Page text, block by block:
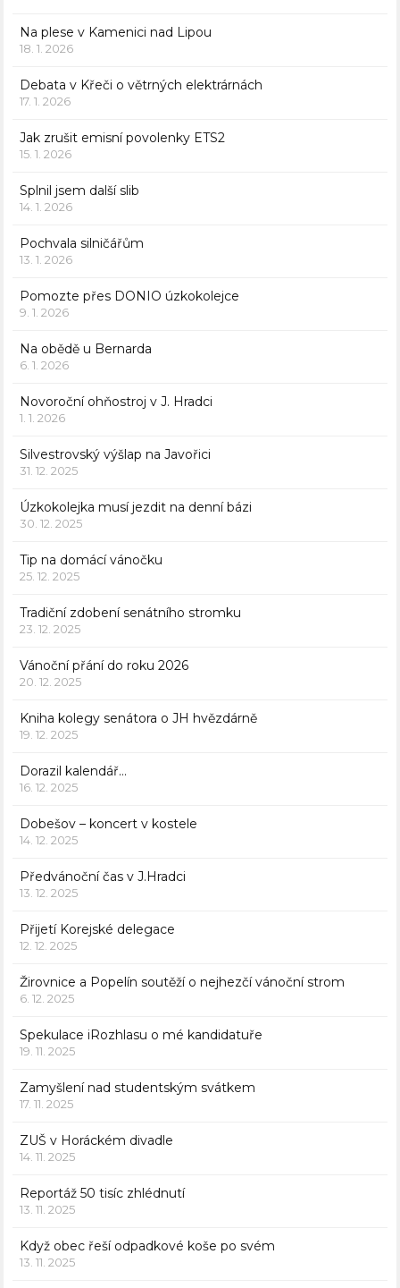
Na plese v Kamenici nad Lipou
18. 1. 2026
Debata v Křeči o větrných elektrárnách
17. 1. 2026
Jak zrušit emisní povolenky ETS2
15. 1. 2026
Splnil jsem další slib
14. 1. 2026
Pochvala silničářům
13. 1. 2026
Pomozte přes DONIO úzkokolejce
9. 1. 2026
Na obědě u Bernarda
6. 1. 2026
Novoroční ohňostroj v J. Hradci
1. 1. 2026
Silvestrovský výšlap na Javořici
31. 12. 2025
Úzkokolejka musí jezdit na denní bázi
30. 12. 2025
Tip na domácí vánočku
25. 12. 2025
Tradiční zdobení senátního stromku
23. 12. 2025
Vánoční přání do roku 2026
20. 12. 2025
Kniha kolegy senátora o JH hvězdárně
19. 12. 2025
Dorazil kalendář…
16. 12. 2025
Dobešov – koncert v kostele
14. 12. 2025
Předvánoční čas v J.Hradci
13. 12. 2025
Přijetí Korejské delegace
12. 12. 2025
Žirovnice a Popelín soutěží o nejhezčí vánoční strom
6. 12. 2025
Spekulace iRozhlasu o mé kandidatuře
19. 11. 2025
Zamyšlení nad studentským svátkem
17. 11. 2025
ZUŠ v Horáckém divadle
14. 11. 2025
Reportáž 50 tisíc zhlédnutí
13. 11. 2025
Když obec řeší odpadkové koše po svém
13. 11. 2025